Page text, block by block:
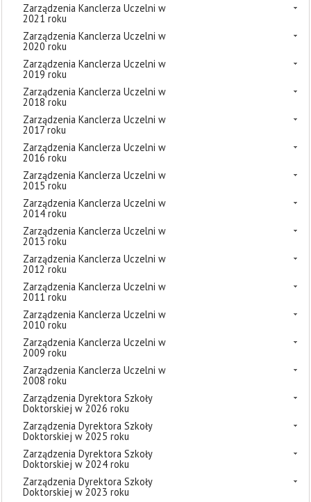
Zarządzenia Kanclerza Uczelni w
2021 roku
Zarządzenia Kanclerza Uczelni w
2020 roku
Zarządzenia Kanclerza Uczelni w
2019 roku
Zarządzenia Kanclerza Uczelni w
2018 roku
Zarządzenia Kanclerza Uczelni w
2017 roku
Zarządzenia Kanclerza Uczelni w
2016 roku
Zarządzenia Kanclerza Uczelni w
2015 roku
Zarządzenia Kanclerza Uczelni w
2014 roku
Zarządzenia Kanclerza Uczelni w
2013 roku
Zarządzenia Kanclerza Uczelni w
2012 roku
Zarządzenia Kanclerza Uczelni w
2011 roku
Zarządzenia Kanclerza Uczelni w
2010 roku
Zarządzenia Kanclerza Uczelni w
2009 roku
Zarządzenia Kanclerza Uczelni w
2008 roku
Zarządzenia Dyrektora Szkoły
Doktorskiej w 2026 roku
Zarządzenia Dyrektora Szkoły
Doktorskiej w 2025 roku
Zarządzenia Dyrektora Szkoły
Doktorskiej w 2024 roku
Zarządzenia Dyrektora Szkoły
Doktorskiej w 2023 roku